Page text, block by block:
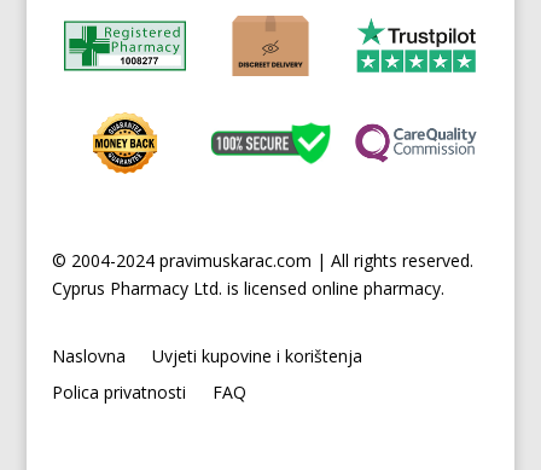
© 2004-2024 pravimuskarac.com | All rights reserved.
Cyprus Pharmacy Ltd. is licensed online pharmacy.
Naslovna
Uvjeti kupovine i korištenja
Polica privatnosti
FAQ